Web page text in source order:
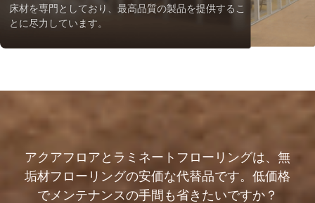
床材を専門としており、最高品質の製品を提供するこ
とに尽力しています。
アクアフロアとラミネートフローリングは、無
垢材フローリングの安価な代替品です。低価格
でメンテナンスの手間も省きたいですか？